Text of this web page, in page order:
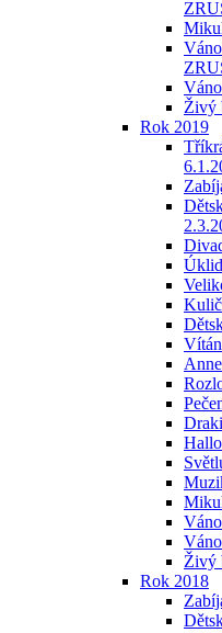
Živý
Rok 2019
Živý
Rok 2018